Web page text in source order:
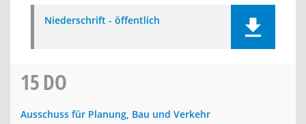
Niederschrift - öffentlich
15DO
Ausschuss für Planung, Bau und Verkehr